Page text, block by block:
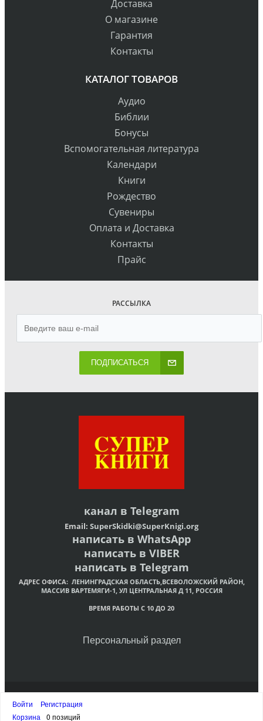
Доставка
О магазине
Гарантия
Контакты
КАТАЛОГ ТОВАРОВ
Аудио
Библии
Бонусы
Вспомогательная литература
Календари
Книги
Рождество
Сувениры
Оплата и Доставка
Контакты
Прайс
РАССЫЛКА
ПОДПИСАТЬСЯ
канал в Telegram
Email: SuperSkidki@SuperKnigi.org
написать в WhatsApp
написать в VIBER
написать в Telegram
АДРЕС ОФИСА: ЛЕНИНГРАДСКАЯ ОБЛАСТЬ,ВСЕВОЛОЖСКИЙ РАЙОН,
МАССИВ ВАРТЕМЯГИ-1, УЛ ЦЕНТРАЛЬНАЯ Д 11, РОССИЯ
ВРЕМЯ РАБОТЫ С 10 ДО 20
Персональный раздел
© Интернет-магазин христианских книг «Супер Книги»
Войти
Регистрация
Корзина
0 позиций